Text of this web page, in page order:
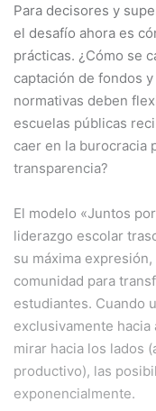
Para decisores y
el desafío ahora es
prácticas. ¿Cómo se
captación de fondos
normativas deben
escuelas públicas
caer en la burocracia
transparencia?
El modelo «Juntos
liderazgo escolar
su máxima
comunidad para
estudiantes. Cuando
exclusivamente
mirar hacia los lados
productivo), las
exponencialmente.